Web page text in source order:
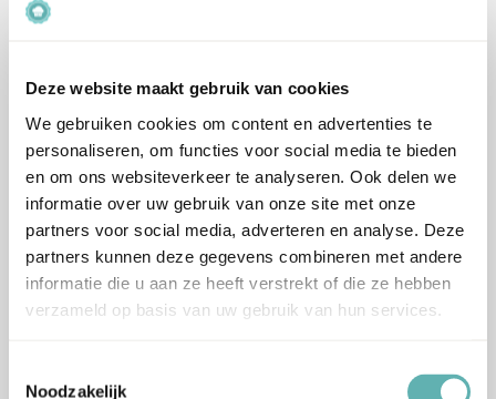
Deze website maakt gebruik van cookies
We gebruiken cookies om content en advertenties te
personaliseren, om functies voor social media te bieden
en om ons websiteverkeer te analyseren. Ook delen we
informatie over uw gebruik van onze site met onze
partners voor social media, adverteren en analyse. Deze
partners kunnen deze gegevens combineren met andere
informatie die u aan ze heeft verstrekt of die ze hebben
verzameld op basis van uw gebruik van hun services.
Noodzakelijk
kits en sets gaat dat heel gemakkelijk. Ook ideaal voor kinderen
Heb je een vraag over de cupcake kits of sets in ons
contact
graag verder!
Veelgestelde vragen
Wat zit er in een cupcake kit & set?
Een cupcake kit bevat vaak bakcups, toppers, en soms